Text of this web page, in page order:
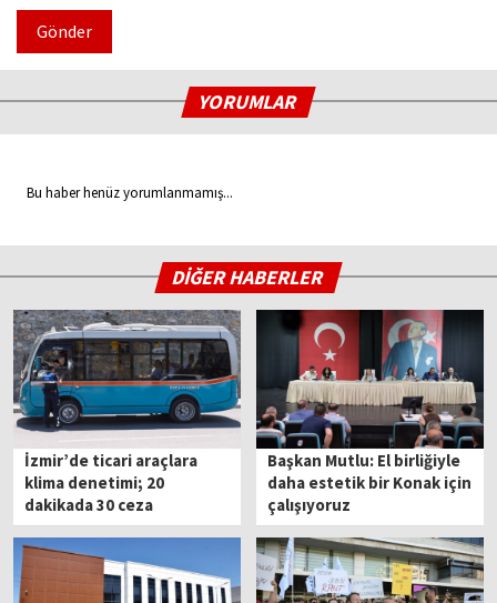
Gönder
YORUMLAR
Bu haber henüz yorumlanmamış...
DİĞER HABERLER
İzmir’de ticari araçlara
klima denetimi; 20
dakikada 30 ceza
Başkan Mutlu: El birliğiyle
daha estetik bir Konak için
çalışıyoruz